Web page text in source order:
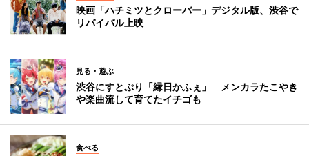
映画「ハチミツとクローバー」デジタル版、渋谷で
リバイバル上映
見る・遊ぶ
渋谷にすとぷり「縁日かふぇ」 メンカラたこやき
や楽曲流して育てたイチゴも
食べる